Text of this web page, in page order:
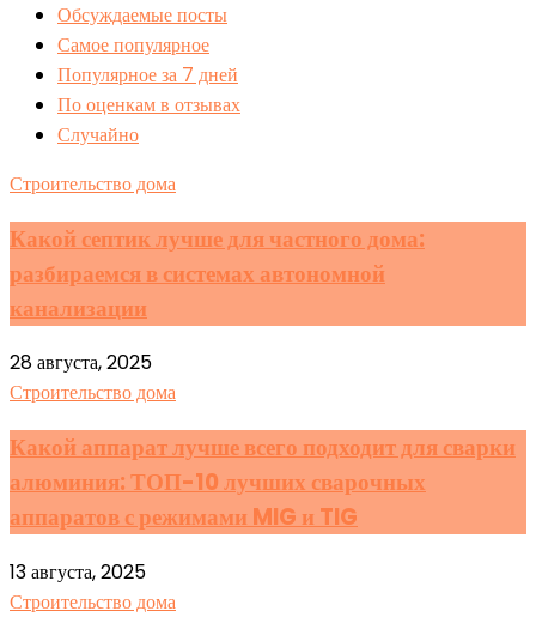
Обсуждаемые посты
Самое популярное
Популярное за 7 дней
По оценкам в отзывах
Случайно
Строительство дома
Какой септик лучше для частного дома:
разбираемся в системах автономной
канализации
28 августа, 2025
Строительство дома
Какой аппарат лучше всего подходит для сварки
алюминия: ТОП-10 лучших сварочных
аппаратов с режимами MIG и TIG
13 августа, 2025
Строительство дома